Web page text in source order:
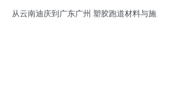
从云南迪庆到广东广州 塑胶跑道材料与施